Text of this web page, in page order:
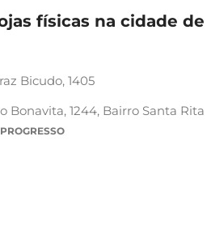
físicas na cidade de
Bicudo, 1405
Bonavita, 1244, Bairro Santa Rita